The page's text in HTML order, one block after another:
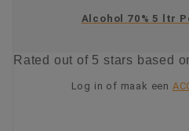
Alcohol 70% 5 ltr
Rated out of 5 stars based
Log in of maak een